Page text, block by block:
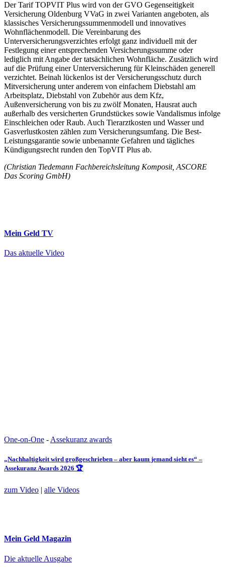
Der Tarif TOP­VIT Plus wird von der GVO Gegenseitigkeit
Versicherung Oldenburg VVaG in zwei Varianten angeboten, als
klassisches Versicherungssummenmodell und innovatives
Wohnflächenmodell. Die Vereinbarung des
Unterversicherungsverzichtes erfolgt ganz individuell mit der
Festlegung einer entsprechenden Versicherungssumme oder
lediglich mit Angabe der tatsächlichen Wohnfläche. Zusätzlich wird
auf die Prüfung einer Unterversicherung für Kleinschäden generell
verzichtet. Beinah lückenlos ist der Versicherungsschutz durch
Mitversicherung unter anderem von einfachem Diebstahl am
Arbeitsplatz, Diebstahl von Zubehör aus dem Kfz,
Außenversicherung von bis zu zwölf Monaten, Hausrat auch
außerhalb des versicherten Grundstückes sowie Vandalismus infolge
Einschleichen oder Raub. Auch Tierarztkosten und Wasser­ und
Gasverlustkosten zählen zum Versicherungsumfang. Die Best­
Leistungsgarantie sowie unbenannte Gefahren und tägliches
Kündigungsrecht runden den Top­VIT Plus ab.
(Christian Tiedemann Fachbereichsleitung Komposit, ASCORE
Das Scoring GmbH)
Mein Geld TV
Das aktuelle Video
One-on-One - Assekuranz awards
„Nachhaltigkeit wird großgeschrieben – aber kaum jemand sieht es“ –
Assekuranz Awards 2026 🏆
zum Video | alle Videos
Mein Geld Magazin
Die aktuelle Ausgabe